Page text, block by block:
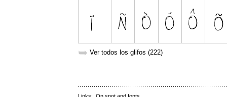
➥ Ver todos los glifos (222)